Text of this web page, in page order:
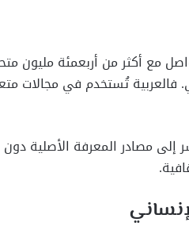
مع أكثر من أربعمئة مليون
فالعربية تُستخدم في مجالات
إلى مصادر المعرفة الأصلية